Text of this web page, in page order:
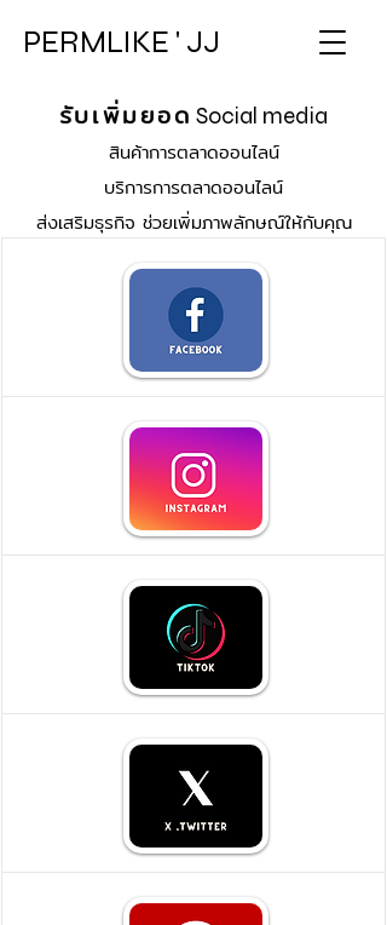
PERMLIKE ' JJ
รับเพิ่มยอด Social media
สินค้าการตลาดออนไลน์
บริการการตลาดออนไลน์
ส่งเสริมธุรกิจ ช่วยเพิ่มภาพลักษณ์ให้กับคุณ